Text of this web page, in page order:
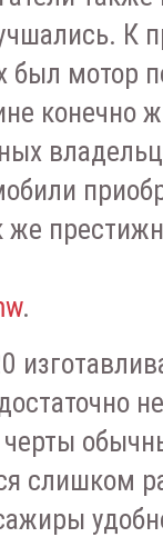
К
был мотор
конечно
же
.
черты
слишком